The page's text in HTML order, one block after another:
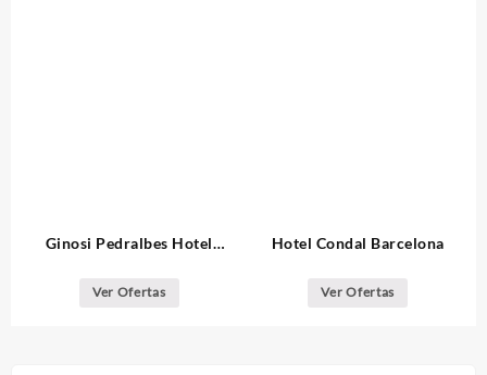
Ginosi Pedralbes Hotel
Ver Ofertas
Hotel Condal Barcelona
Ver Ofertas